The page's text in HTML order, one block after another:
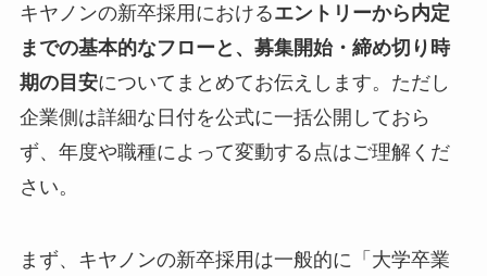
キヤノンの新卒採用におけるエントリーから内定
までの基本的なフローと、募集開始・締め切り時
期の目安についてまとめてお伝えします。ただし
企業側は詳細な日付を公式に一括公開しておら
ず、年度や職種によって変動する点はご理解くだ
さい。
まず、キヤノンの新卒採用は一般的に「大学卒業